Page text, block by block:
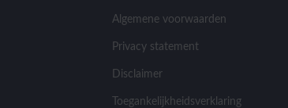
Algemene voorwaarden
Privacy statement
Disclaimer
Toegankelijkheidsverklaring